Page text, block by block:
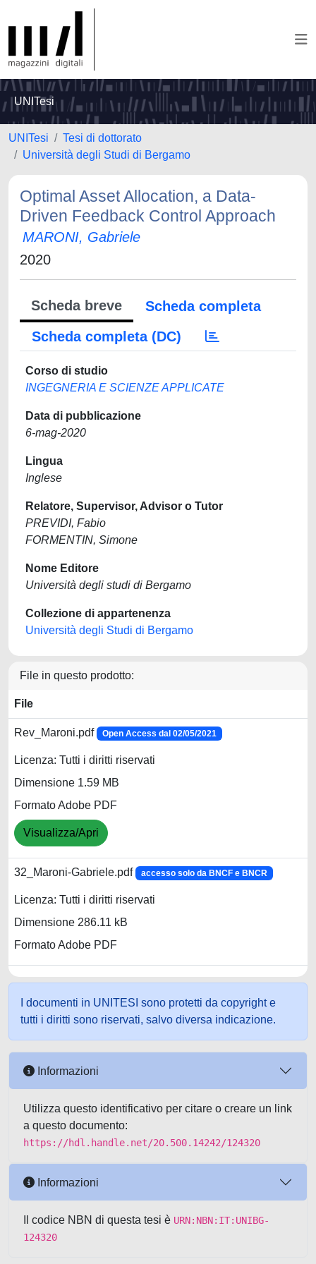
UNITesi
UNITesi
Tesi di dottorato
Università degli Studi di Bergamo
Optimal Asset Allocation, a Data-
Driven Feedback Control Approach
MARONI, Gabriele
2020
Scheda breve
Scheda completa
Scheda completa (DC)
Corso di studio
INGEGNERIA E SCIENZE APPLICATE
Data di pubblicazione
6-mag-2020
Lingua
Inglese
Relatore, Supervisor, Advisor o Tutor
PREVIDI, Fabio
FORMENTIN, Simone
Nome Editore
Università degli studi di Bergamo
Collezione di appartenenza
Università degli Studi di Bergamo
File in questo prodotto:
File
Rev_Maroni.pdf Open Access dal 02/05/2021
Licenza: Tutti i diritti riservati
Dimensione 1.59 MB
Formato Adobe PDF
Visualizza/Apri
32_Maroni-Gabriele.pdf accesso solo da BNCF e BNCR
Licenza: Tutti i diritti riservati
Dimensione 286.11 kB
Formato Adobe PDF
I documenti in UNITESI sono protetti da copyright e
tutti i diritti sono riservati, salvo diversa indicazione.
Informazioni
Utilizza questo identificativo per citare o creare un link
a questo documento:
https://hdl.handle.net/20.500.14242/124320
Informazioni
Il codice NBN di questa tesi è URN:NBN:IT:UNIBG-
124320